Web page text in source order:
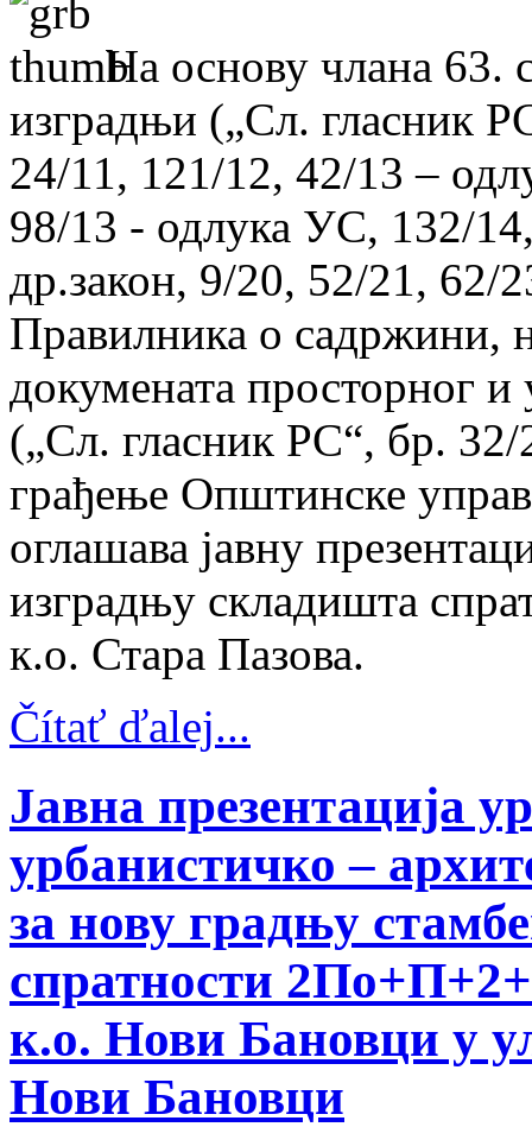
На основу члана 63.
изградњи („Сл. гласник
24/11, 121/12, 42/13 –
98/13 - одлука УС, 132/
др.закон, 9/20, 52/21, 62/
Правилника о садржини,
докумената просторног
(„Сл. гласник РС“, бр.
грађење Општинске
оглашава јавну
изградњу складишта
к.о. Стара Пазова.
Čítať ďalej...
Јавна презентација
урбанистичко –
за нову градњу
спратности
к.о. Нови Бановци у
Нови Бановци